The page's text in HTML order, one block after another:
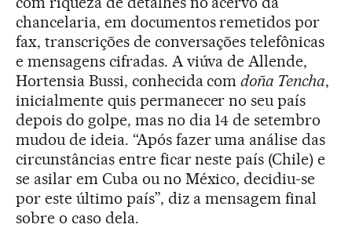
chancelaria, em documentos remetidos por
fax, transcrições de conversações telefônicas
e mensagens cifradas. A viúva de Allende,
Hortensia Bussi, conhecida comdoña Tencha,
inicialmente quis permanecer no seu país
depois do golpe, mas no dia 14 de setembro
mudou de ideia. “Após fazer uma análise das
circunstâncias entre ficar neste país (Chile) e
se asilar em Cuba ou no México, decidiu-se
por este último país”, diz a mensagem final
sobre o caso dela.